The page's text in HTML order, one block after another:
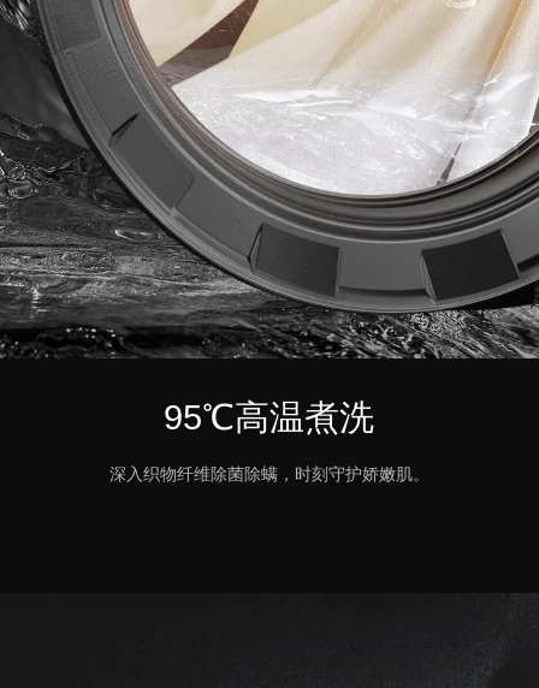
95℃高温煮洗
深入织物纤维除菌除螨，时刻守护娇嫩肌。